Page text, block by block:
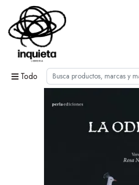
Todo